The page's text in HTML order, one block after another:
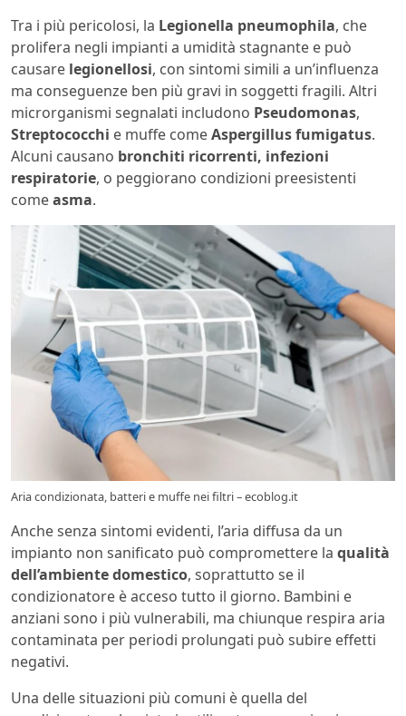
Tra i più pericolosi, la Legionella pneumophila, che
prolifera negli impianti a umidità stagnante e può
causare legionellosi, con sintomi simili a un’influenza
ma conseguenze ben più gravi in soggetti fragili. Altri
microrganismi segnalati includono Pseudomonas,
Streptococchi e muffe comeAspergillus fumigatus.
Alcuni causano bronchiti ricorrenti, infezioni
respiratorie, o peggiorano condizioni preesistenti
comeasma.
Aria condizionata, batteri e muffe nei filtri – ecoblog.it
Anche senza sintomi evidenti, l’aria diffusa da un
impianto non sanificato può compromettere la qualità
dell’ambiente domestico, soprattutto se il
condizionatore è acceso tutto il giorno. Bambini e
anziani sono i più vulnerabili, ma chiunque respira aria
contaminata per periodi prolungati può subire effetti
negativi.
Una delle situazioni più comuni è quella del